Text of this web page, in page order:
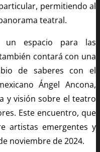
permitiendo al
teatral.
espacio para las
contará con una
de saberes con el
Ángel Ancona,
y visión sobre el teatro
Este encuentro, que
artistas emergentes y
noviembre de 2024.